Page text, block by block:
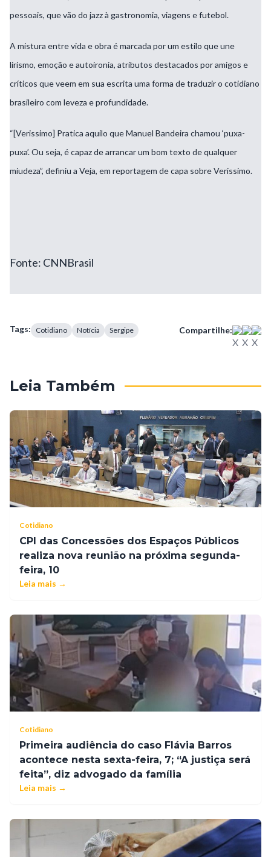
pessoais, que vão do jazz à gastronomia, viagens e futebol.
A mistura entre vida e obra é marcada por um estilo que une
lirismo, emoção e autoironia, atributos destacados por amigos e
críticos que veem em sua escrita uma forma de traduzir o cotidiano
brasileiro com leveza e profundidade.
“[Verissimo] Pratica aquilo que Manuel Bandeira chamou ‘puxa-
puxa’. Ou seja, é capaz de arrancar um bom texto de qualquer
miudeza”, definiu a Veja, em reportagem de capa sobre Verissimo.
Fonte: CNNBrasil
Tags: Cotidiano Notícia Sergipe Compartilhe:
Leia Também
Cotidiano
CPI das Concessões dos Espaços Públicos
realiza nova reunião na próxima segunda-
feira, 10
Leia mais →
Cotidiano
Primeira audiência do caso Flávia Barros
acontece nesta sexta-feira, 7; “A justiça será
feita”, diz advogado da família
Leia mais →